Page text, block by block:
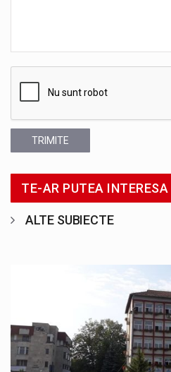
TRIMITE
TE-AR PUTEA INTERESA
ALTE SUBIECTE